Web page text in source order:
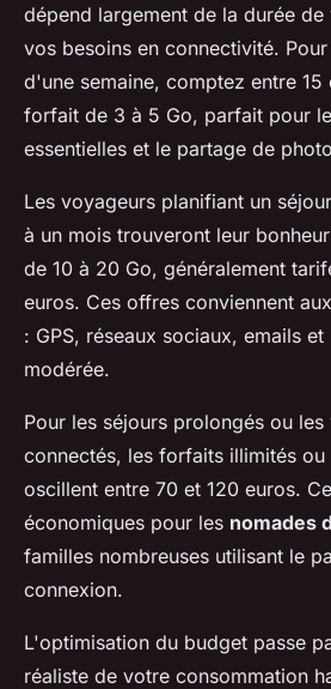
dépend largement de la durée
vos besoins en connectivité.
d'une semaine, comptez entre
forfait de 3 à 5 Go, parfait pour
essentielles et le partage de
Les voyageurs planifiant un
à un mois trouveront leur
de 10 à 20 Go, généralement
euros. Ces offres conviennent
: GPS, réseaux sociaux, emails
modérée.
Pour les séjours prolongés ou
connectés, les forfaits illimités
oscillent entre 70 et 120 euros.
économiques pour les nomades
familles nombreuses utilisant le
connexion.
L'optimisation du budget passe
réaliste de votre consommation